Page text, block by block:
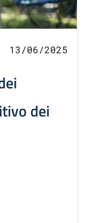
13/06/2025
dei